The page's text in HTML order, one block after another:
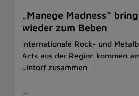
„Manege Madness“
wieder zum Beben
Internationale Rock- und
Acts aus der Region kommen
Lintorf zusammen
…